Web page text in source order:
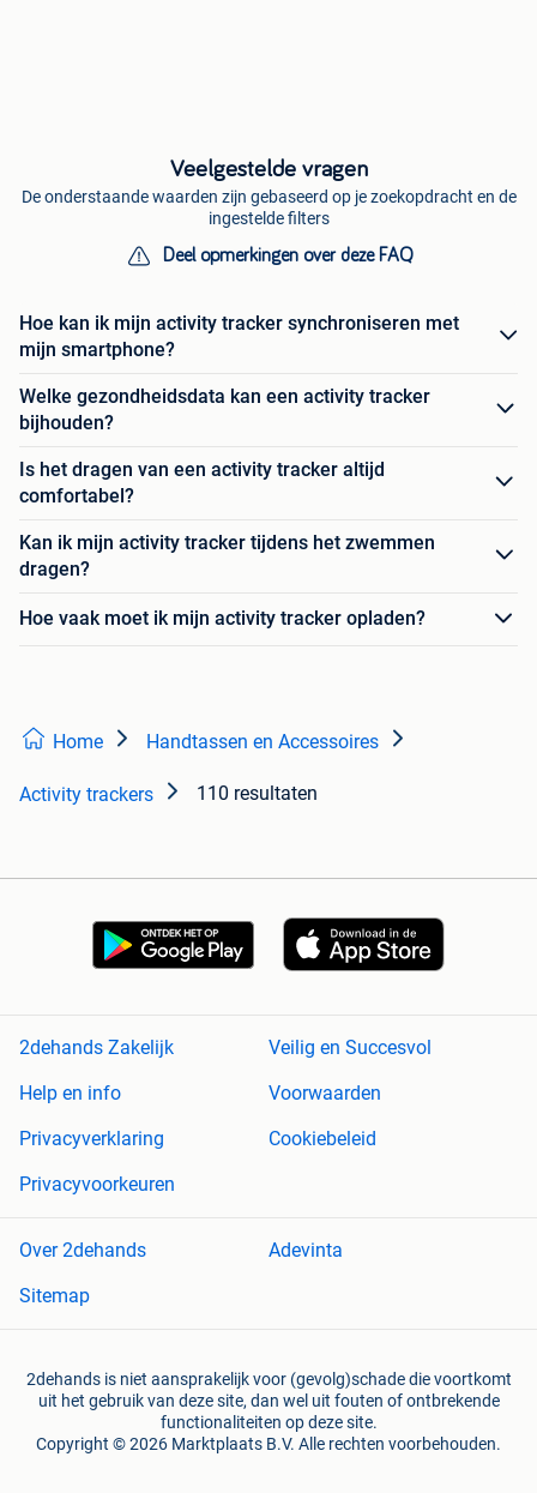
Veelgestelde vragen
De onderstaande waarden zijn gebaseerd op je zoekopdracht en de
ingestelde filters
Deel opmerkingen over deze FAQ
Hoe kan ik mijn activity tracker synchroniseren met
mijn smartphone?
Welke gezondheidsdata kan een activity tracker
bijhouden?
Is het dragen van een activity tracker altijd
comfortabel?
Kan ik mijn activity tracker tijdens het zwemmen
dragen?
Hoe vaak moet ik mijn activity tracker opladen?
Home Handtassen en Accessoires
Activity trackers 110 resultaten
2dehands Zakelijk
Veilig en Succesvol
Help en info
Voorwaarden
Privacyverklaring
Cookiebeleid
Privacyvoorkeuren
Over 2dehands
Adevinta
Sitemap
2dehands is niet aansprakelijk voor (gevolg)schade die voortkomt
uit het gebruik van deze site, dan wel uit fouten of ontbrekende
functionaliteiten op deze site.
Copyright © 2026 Marktplaats B.V. Alle rechten voorbehouden.